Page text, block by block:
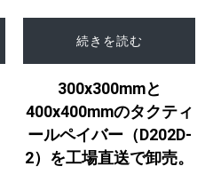
続きを読む
300x300mmと
400x400mmのタクティ
ールペイバー（D202D-
2）を工場直送で卸売。